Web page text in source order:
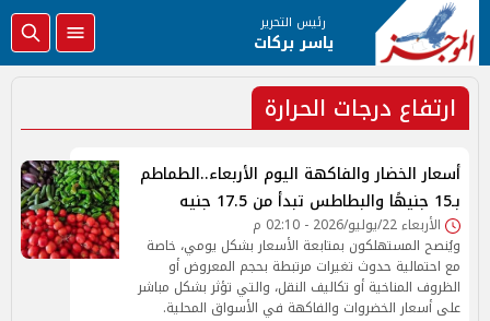
رئيس التحرير
ياسر بركات
ارتفاع درجات الحرارة
أسعار الخضار والفاكهة اليوم الأربعاء..الطماطم
بـ15 جنيهًا والبطاطس تبدأ من 17.5 جنيه
الأربعاء 22/يوليو/2026 - 02:10 م
ويُنصح المستهلكون بمتابعة الأسعار بشكل يومي، خاصة
مع احتمالية حدوث تغيرات مرتبطة بحجم المعروض أو
الظروف المناخية أو تكاليف النقل، والتي تؤثر بشكل مباشر
على أسعار الخضروات والفاكهة في الأسواق المحلية.